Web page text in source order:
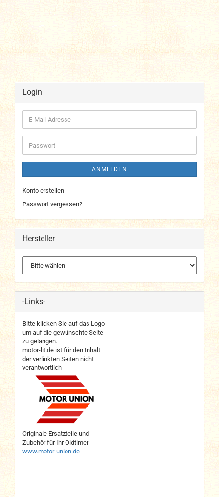
Login
E-
Mail-
Adresse
Passwort
ANMELDEN
Konto erstellen
Passwort vergessen?
Hersteller
-Links-
Bitte klicken Sie auf das Logo
um auf die gewünschte Seite
zu gelangen.
motor-lit.de ist für den Inhalt
der verlinkten Seiten nicht
verantwortlich
Originale Ersatzteile und
Zubehör für Ihr Oldtimer
www.motor-union.de